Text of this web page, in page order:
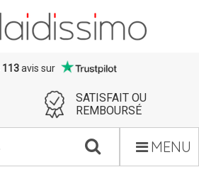
113avis sur
SATISFAIT OU
REMBOURSÉ
MENU